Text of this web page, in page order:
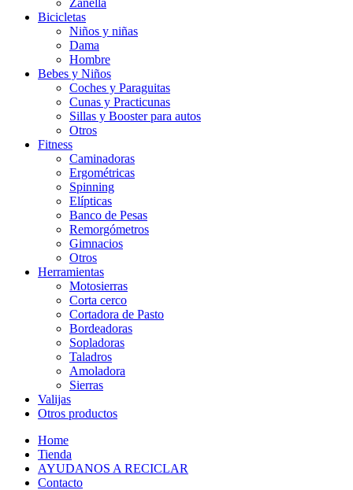
Zanella
Bicicletas
Niños y niñas
Dama
Hombre
Bebes y Niños
Coches y Paraguitas
Cunas y Practicunas
Sillas y Booster para autos
Otros
Fitness
Caminadoras
Ergométricas
Spinning
Elípticas
Banco de Pesas
Remorgómetros
Gimnacios
Otros
Herramientas
Motosierras
Corta cerco
Cortadora de Pasto
Bordeadoras
Sopladoras
Taladros
Amoladora
Sierras
Valijas
Otros productos
Home
Tienda
AYUDANOS A RECICLAR
Contacto